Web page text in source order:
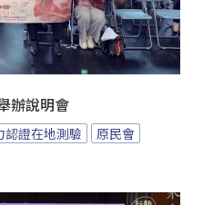
辦說明會
認證在地測驗
原民會